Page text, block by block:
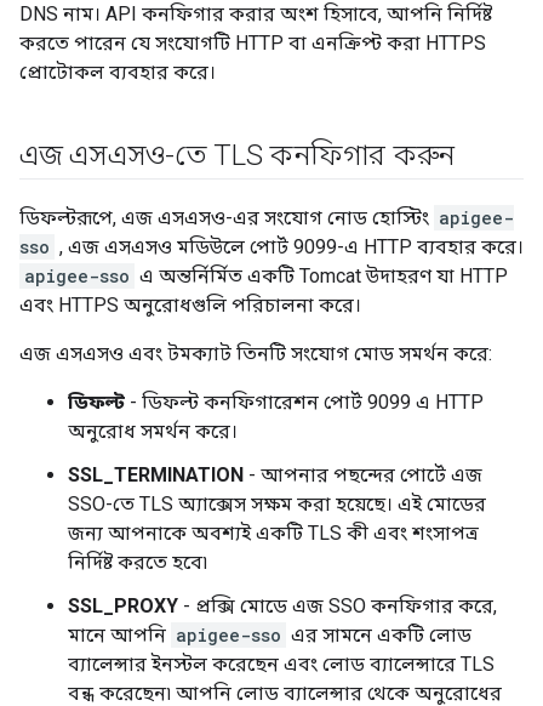
DNS নাম। API কনফিগার করার অংশ হিসাবে, আপনি নির্দিষ্ট
করতে পারেন যে সংযোগটি HTTP বা এনক্রিপ্ট করা HTTPS
প্রোটোকল ব্যবহার করে।
এজ এসএসও-তে TLS কনফিগার করুন
ডিফল্টরূপে, এজ এসএসও-এর সংযোগ নোড হোস্টিং apigee-
sso , এজ এসএসও মডিউলে পোর্ট 9099-এ HTTP ব্যবহার করে।
apigee-sso এ অন্তর্নির্মিত একটি Tomcat উদাহরণ যা HTTP
এবং HTTPS অনুরোধগুলি পরিচালনা করে।
এজ এসএসও এবং টমক্যাট তিনটি সংযোগ মোড সমর্থন করে:
ডিফল্ট - ডিফল্ট কনফিগারেশন পোর্ট 9099 এ HTTP
অনুরোধ সমর্থন করে।
SSL_TERMINATION - আপনার পছন্দের পোর্টে এজ
SSO-তে TLS অ্যাক্সেস সক্ষম করা হয়েছে। এই মোডের
জন্য আপনাকে অবশ্যই একটি TLS কী এবং শংসাপত্র
নির্দিষ্ট করতে হবে৷
SSL_PROXY - প্রক্সি মোডে এজ SSO কনফিগার করে,
মানে আপনি apigee-sso এর সামনে একটি লোড
ব্যালেন্সার ইনস্টল করেছেন এবং লোড ব্যালেন্সারে TLS
বন্ধ করেছেন৷ আপনি লোড ব্যালেন্সার থেকে অনুরোধের